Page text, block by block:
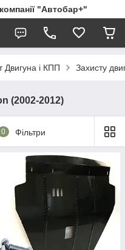
"Автобар+"
Двигуна і КПП Захисту
(2002-2012)
0 Фільтри